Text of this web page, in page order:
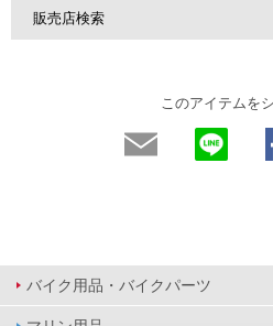
販売店検索
このアイテムを
バイク用品・バイクパーツ